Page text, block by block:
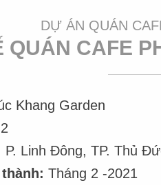
DỰ ÁN QUÁN
QUÁN CAFE
Khang Garden
P. Linh Đông, TP. Thủ
Tháng 2 -2021
GIỚI
TẦM
DỊCH VỤ
NHÀ HÀNG NHẬT
NHÀ HÀNG HOA
NHÀ HÀNG INDOCHINE